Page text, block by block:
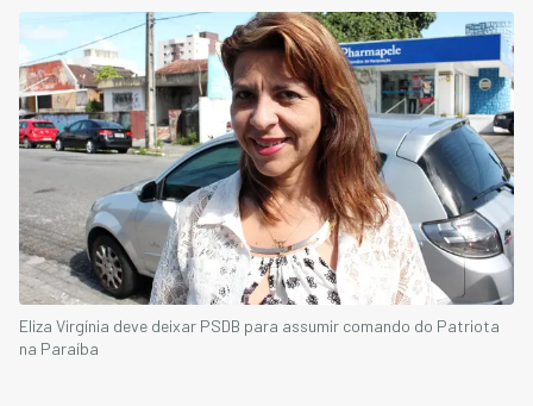
Eliza Virgínia deve deixar PSDB para assumir comando do Patriota
na Paraíba